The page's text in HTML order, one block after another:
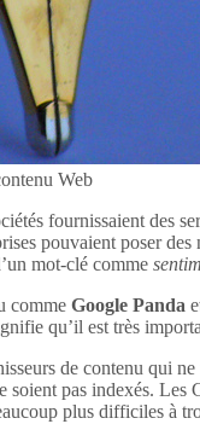
Web
fournissaient des
pouvaient poser
mot-clé comme
comme Google Panda
qu’il est très
de contenu qui
soient pas indexés.
plus difficiles à